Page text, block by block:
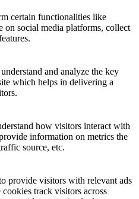
certain functionalities like
on social media platforms, collect
and analyze the key
which helps in delivering a
how visitors interact with
information on metrics the
source, etc.
provide visitors with relevant ads
track visitors across